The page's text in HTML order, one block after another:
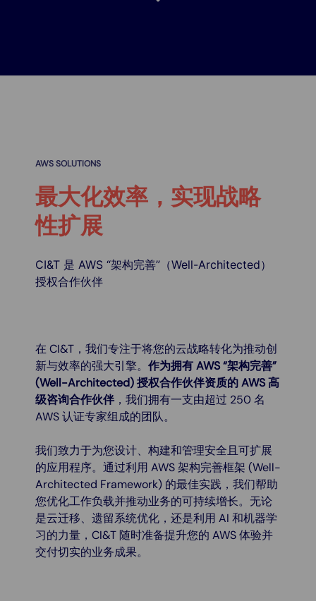
AWS SOLUTIONS
最大化效率，实现战略
性扩展
CI&T 是 AWS “架构完善”（Well-Architected）
授权合作伙伴
在 CI&T，我们专注于将您的云战略转化为推动创
新与效率的强大引擎。 作为拥有 AWS “架构完善”
(Well-Architected) 授权合作伙伴资质的 AWS 高
级咨询合作伙伴 ，我们拥有一支由超过 250 名
AWS 认证专家组成的团队。
我们致力于为您设计、构建和管理安全且可扩展
的应用程序。通过利用 AWS 架构完善框架 (Well-
Architected Framework) 的最佳实践，我们帮助
您优化工作负载并推动业务的可持续增长。无论
是云迁移、遗留系统优化，还是利用 AI 和机器学
习的力量，CI&T 随时准备提升您的 AWS 体验并
交付切实的业务成果。